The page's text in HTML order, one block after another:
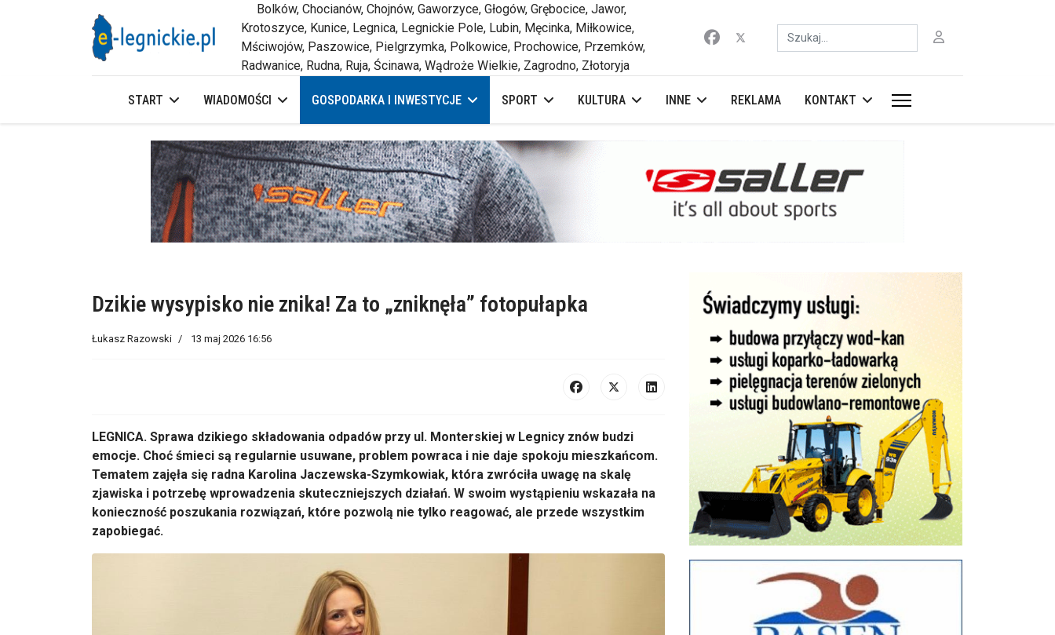
Bolków, Chocianów, Chojnów, Gaworzyce, Głogów, Grębocice, Jawor,
Krotoszyce, Kunice, Legnica, Legnickie Pole, Lubin, Męcinka, Miłkowice,
Mściwojów, Paszowice, Pielgrzymka, Polkowice, Prochowice, Przemków,
Radwanice, Rudna, Ruja, Ścinawa, Wądroże Wielkie, Zagrodno, Złotoryja
Szukaj
START WIADOMOŚCI GOSPODARKA I INWESTYCJE SPORT KULTURA INNE REKLAMA KONTAKT
Dzikie wysypisko nie znika! Za to „zniknęła” fotopułapka
Łukasz Razowski 13 maj 2026 16:56
LEGNICA. Sprawa dzikiego składowania odpadów przy ul. Monterskiej w Legnicy znów budzi
emocje. Choć śmieci są regularnie usuwane, problem powraca i nie daje spokoju mieszkańcom.
Tematem zajęła się radna Karolina Jaczewska-Szymkowiak, która zwróciła uwagę na skalę
zjawiska i potrzebę wprowadzenia skuteczniejszych działań. W swoim wystąpieniu wskazała na
konieczność poszukania rozwiązań, które pozwolą nie tylko reagować, ale przede wszystkim
zapobiegać.